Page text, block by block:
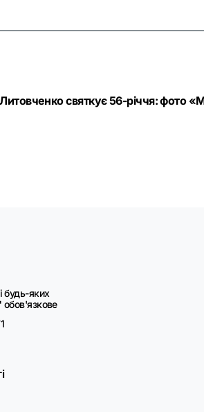
святкує 56-річчя: фото
будь-яких
обов'язкове